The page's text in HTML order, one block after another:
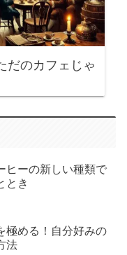
だのカフェじゃ
ヒーの新しい種類で
とき
極める！自分好みの
法